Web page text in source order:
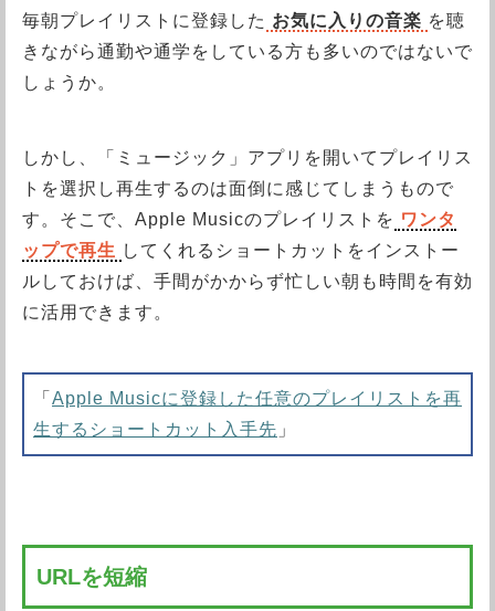
毎朝プレイリストに登録した お気に入りの音楽 を聴
きながら通勤や通学をしている方も多いのではないで
しょうか。
しかし、「ミュージック」アプリを開いてプレイリス
トを選択し再生するのは面倒に感じてしまうもので
す。そこで、Apple Musicのプレイリストを ワンタ
ップで再生 してくれるショートカットをインストー
ルしておけば、手間がかからず忙しい朝も時間を有効
に活用できます。
「 Apple Musicに登録した任意のプレイリストを再
生するショートカット入手先 」
URLを短縮